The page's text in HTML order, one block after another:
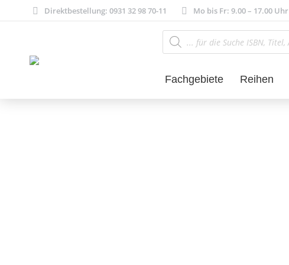
Direktbestellung: 0931 32 98 70-11 Mo bis Fr: 9.00 – 17.00 Uhr
Products
search
Fachgebiete Reihen